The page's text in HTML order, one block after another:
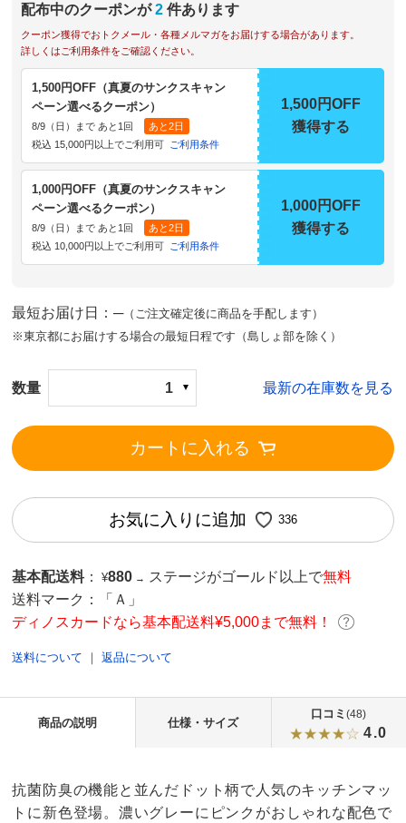
配布中のクーポンが 2 件あります
クーポン獲得でおトクメール・各種メルマガをお届けする場合があります。
詳しくはご利用条件をご確認ください。
1,500円OFF（真夏のサンクスキャン
ペーン選べるクーポン）
8/9（日）まで あと1回
あと2日
税込 15,000円以上でご利用可 ご利用条件
1,500円OFF
獲得する
1,000円OFF（真夏のサンクスキャン
ペーン選べるクーポン）
8/9（日）まで あと1回
あと2日
税込 10,000円以上でご利用可 ご利用条件
1,000円OFF
獲得する
最短お届け日：─（ご注文確定後に商品を手配します）
※東京都にお届けする場合の最短日程です（島しょ部を除く）
数量 1 最新の在庫数を見る
カートに入れる
お気に入りに追加 336
基本配送料 ： ¥880 → ステージがゴールド以上で無料
送料マーク：
「Ａ」
ディノスカードなら基本配送料¥5,000まで無料！
送料について ｜返品について
商品の説明 仕様・サイズ
口コミ(48)
4.0
抗菌防臭の機能と並んだドット柄で人気のキッチンマッ
トに新色登場。濃いグレーにピンクがおしゃれな配色で